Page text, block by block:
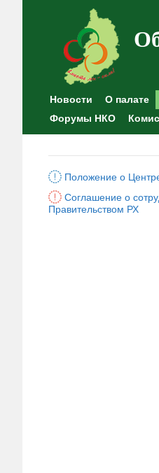
Новости О палате
Форумы НКО
Положение о
Соглашение о
Правительством РХ